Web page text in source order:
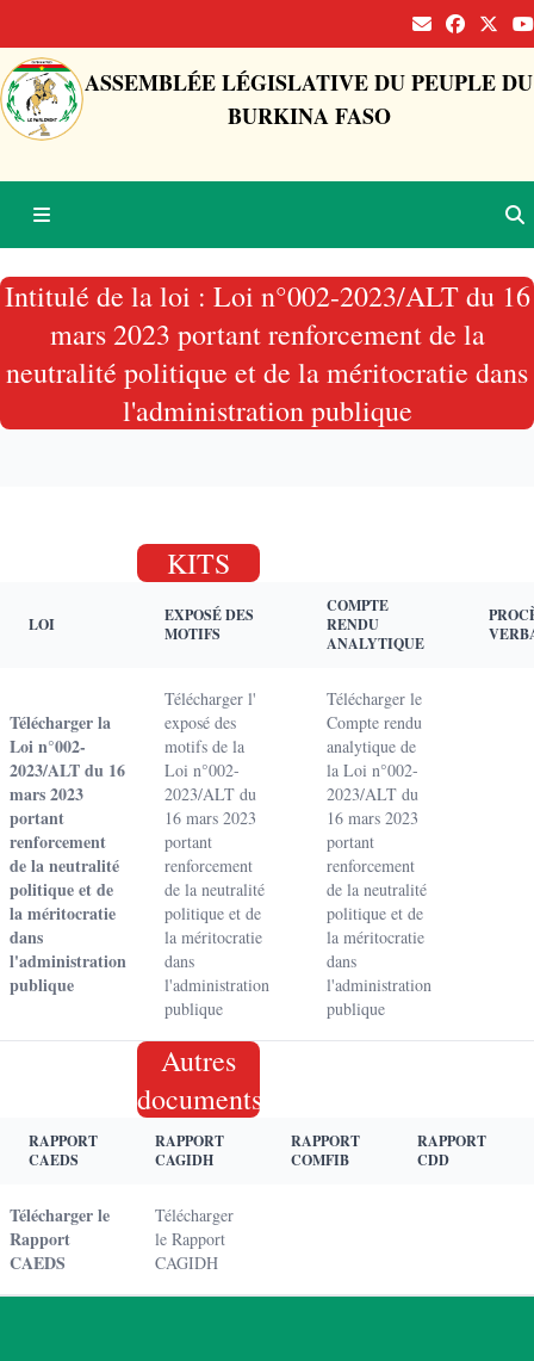
ASSEMBLÉE LÉGISLATIVE DU PEUPLE DU
BURKINA FASO
Intitulé de la loi : Loi n°002-2023/ALT du 16
mars 2023 portant renforcement de la
neutralité politique et de la méritocratie dans
l'administration publique
KITS
LOI
EXPOSÉ DES
MOTIFS
COMPTE
RENDU
ANALYTIQUE
Télécharger la
Loi n°002-
2023/ALT du 16
mars 2023
portant
renforcement
de la neutralité
politique et de
la méritocratie
dans
l'administration
publique
Télécharger l'
exposé des
motifs de la
Loi n°002-
2023/ALT du
16 mars 2023
portant
renforcement
de la neutralité
politique et de
la méritocratie
dans
l'administration
publique
Télécharger le
Compte rendu
analytique de
la Loi n°002-
2023/ALT du
16 mars 2023
portant
renforcement
de la neutralité
politique et de
la méritocratie
dans
l'administration
publique
Autres
documents
RAPPORT
CAEDS
RAPPORT
CAGIDH
RAPPORT
COMFIB
RAPPORT
CDD
Télécharger le
Rapport
CAEDS
Télécharger
le Rapport
CAGIDH